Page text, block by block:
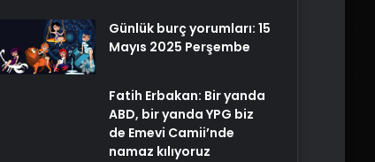
Günlük burç yorumları: 15
Mayıs 2025 Perşembe
Fatih Erbakan: Bir yanda
ABD, bir yanda YPG biz
de Emevi Camii’nde
namaz kılıyoruz